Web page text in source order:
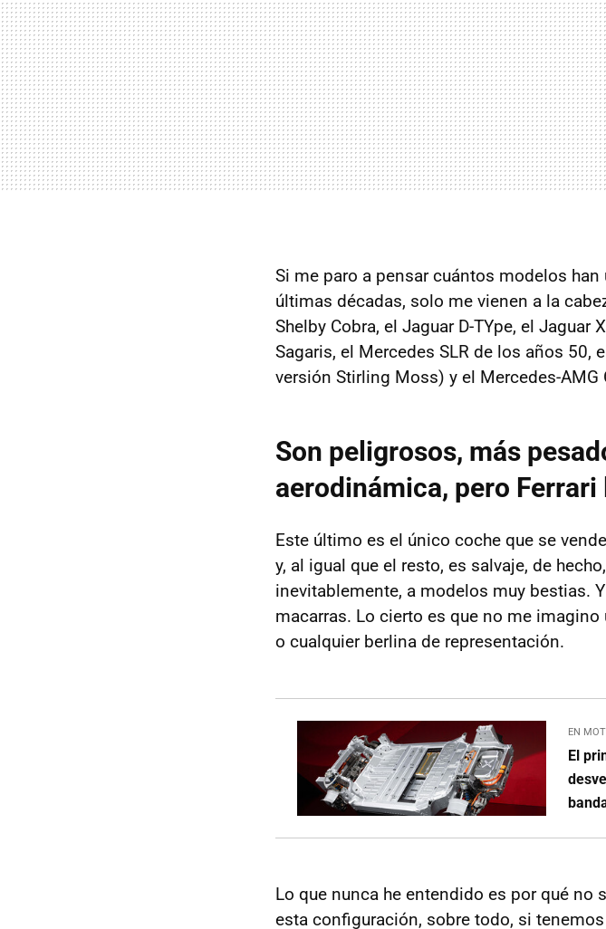
Si me paro a pensar cuántos modelos
últimas décadas, solo me vienen a la
Shelby Cobra, el Jaguar D-TYpe, el Jaguar
Sagaris, el Mercedes SLR de los años 50,
versión Stirling Moss) y el Mercedes-AMG
Son peligrosos, más
aerodinámica, pero
Este último es el único coche que se
y, al igual que el resto, es salvaje, de
inevitablemente, a modelos muy bestias.
macarras. Lo cierto es que no me
o cualquier berlina de representación.
EN
El
Lo que nunca he entendido es por qué
esta configuración, sobre todo, si